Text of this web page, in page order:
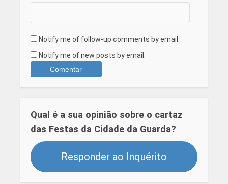
Notify me of follow-up comments by email.
Notify me of new posts by email.
Qual é a sua opinião sobre o cartaz
das Festas da Cidade da Guarda?
Responder ao Inquérito